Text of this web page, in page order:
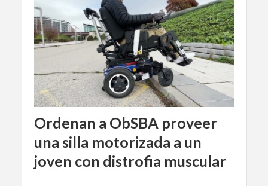
Ordenan a ObSBA proveer
una silla motorizada a un
joven con distrofia muscular